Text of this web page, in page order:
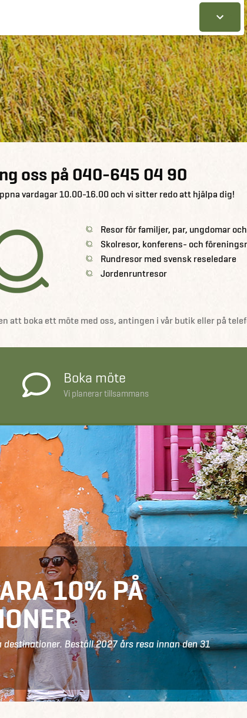
oss på 040-645 04 90
vardagar 10.00-16.00 och vi sitter redo att hjälpa dig!
Resor för familjer, par, ungdomar
Skolresor, konferens- och
Rundresor med svensk reseledare
Jordenruntresor
att boka ett möte med oss, antingen i vår butik eller på
Boka möte
Vi planerar tillsammans
10% PÅ
Beställ 2027 års resa innan den 31